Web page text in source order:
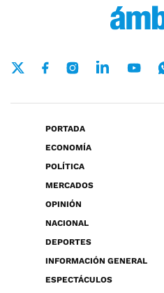
PORTADA
ECONOMÍA
POLÍTICA
MERCADOS
OPINIÓN
NACIONAL
DEPORTES
INFORMACIÓN GENERAL
ESPECTÁCULOS